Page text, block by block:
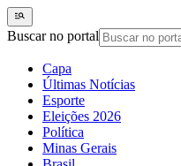
Buscar no portal
Capa
Últimas Notícias
Esporte
Eleições 2026
Política
Minas Gerais